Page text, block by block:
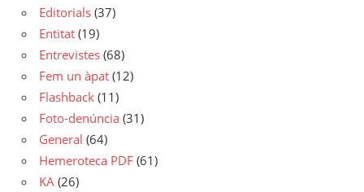
Editorials (37)
Entitat (19)
Entrevistes (68)
Fem un àpat (12)
Flashback (11)
Foto-denúncia (31)
General (64)
Hemeroteca PDF (61)
KA (26)